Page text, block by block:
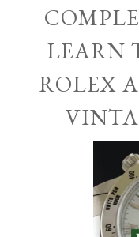
LEARN
ROLEX